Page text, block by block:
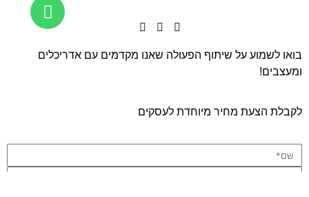
בואו לשמוע על שיתוף הפעולה שאנו מקדמים עם אדריכלים
ומעצבים!
לקבלת הצעת מחיר מיוחדת לעסקים